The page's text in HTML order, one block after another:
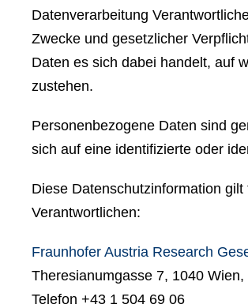
Datenverarbeitung
Zwecke und gesetzlicher
Daten es sich dabei handelt, auf
zustehen.
Personenbezogene Daten sind
sich auf eine identifizierte oder
Diese Datenschutzinformation
Verantwortlichen:
Fraunhofer Austria Research
Theresianumgasse 7, 1040 Wien,
Telefon +43 1 504 69 06